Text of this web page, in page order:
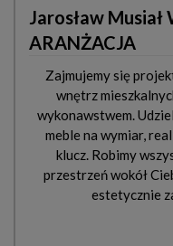
Jarosław
ARANŻACJA
Zajmujemy się
wnętrz
wykonawstwem.
meble na wymiar,
klucz. Robimy
przestrzeń wokół
estetycznie